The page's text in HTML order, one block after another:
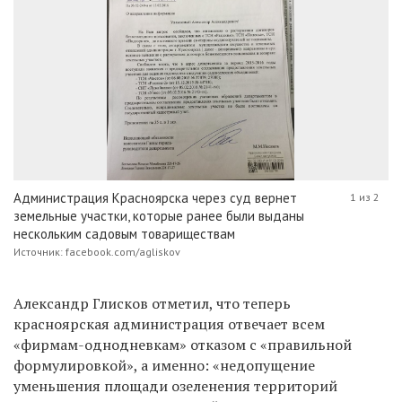
Администрация Красноярска через суд вернет
земельные участки, которые ранее были выданы
нескольким садовым товариществам
Источник: facebook.com/agliskov
1 из 2
Александр Глисков отметил, что теперь
красноярская администрация отвечает всем
«фирмам-однодневкам» отказом с «правильной
формулировкой», а именно: «недопущение
уменьшения площади озеленения территорий